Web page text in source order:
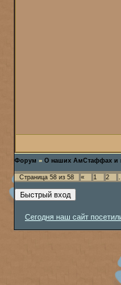
Форум » О наших АмСтаффах и
Страница 58 из 58 « 1 2
Сегодня наш сайт